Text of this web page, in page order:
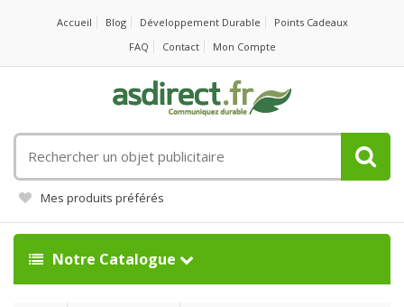
Accueil Blog Développement Durable
Points Cadeaux
FAQ
Contact Mon Compte
un
objet
publicitaire
Mes produits préférés
Notre Catalogue